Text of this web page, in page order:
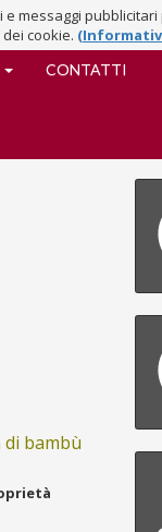
messaggi
cookie.
CONTATTI
bambù